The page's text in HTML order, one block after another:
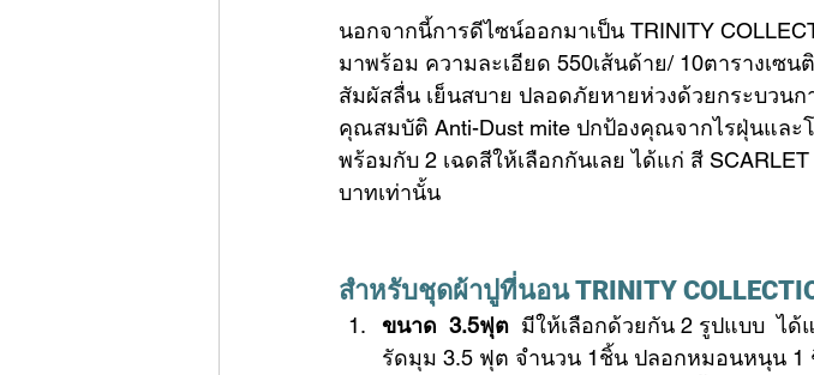
นอกจากนี้การดีไซน์ออกมาเป็น TRINITY
มาพร้อม ความละเอียด 550เส้นด้าย/ 10ตารางเซน
สัมผัสลื่น เย็นสบาย ปลอดภัยหายห่วงด้วยกระบวน
คุณสมบัติ Anti-Dust mite ปกป้องคุณจากไรฝุ่นแล
พร้อมกับ 2 เฉดสีให้เลือกกันเลย ได้แก่ สี
บาทเท่านั้น
สำหรับชุดผ้าปูที่นอน TRINITY
ขนาด  3.5ฟุต
มีให้เลือกด้วยกัน 2 รูปแบบ  ไ
รัดมุม 3.5 ฟุต จำนวน 1ชิ้น ปลอกหมอนหนุน 1